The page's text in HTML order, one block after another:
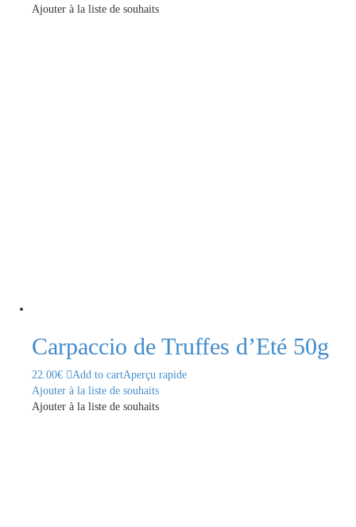
Ajouter à la liste de souhaits
Carpaccio de Truffes d’Eté 50g
22.00€ Add to cartAperçu rapide
Ajouter à la liste de souhaits
Ajouter à la liste de souhaits